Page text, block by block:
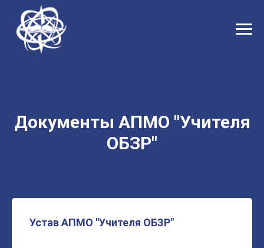
Документы АПМО "Учителя
ОБЗР"
Устав АПМО "Учителя ОБЗР"